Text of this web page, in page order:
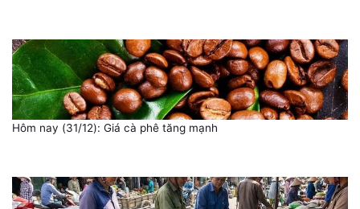
Hôm nay (31/12): Giá cà phê tăng mạnh